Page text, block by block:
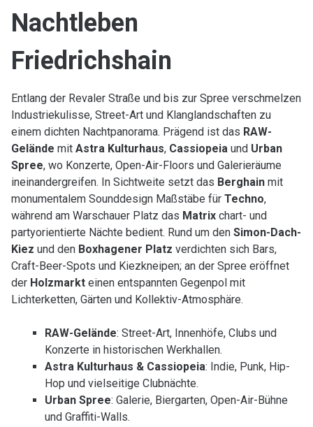
Nachtleben
Friedrichshain
Entlang der Revaler Straße und bis zur Spree verschmelzen
Industriekulisse, Street-Art und Klanglandschaften zu
einem dichten Nachtpanorama. Prägend ist das RAW-
Gelände mit Astra Kulturhaus, Cassiopeiaund Urban
Spree, wo Konzerte, Open-Air-Floors und Galerieräume
ineinandergreifen. In Sichtweite setzt das Berghainmit
monumentalem Sounddesign Maßstäbe für Techno,
während am Warschauer Platz das Matrixchart- und
partyorientierte Nächte bedient. Rund um den Simon-Dach-
Kiez und den Boxhagener Platz verdichten sich Bars,
Craft-Beer-Spots und Kiezkneipen; an der Spree eröffnet
der Holzmarkteinen entspannten Gegenpol mit
Lichterketten, Gärten und Kollektiv-Atmosphäre.
RAW-Gelände: Street-Art, Innenhöfe, Clubs und
Konzerte in historischen Werkhallen.
Astra Kulturhaus & Cassiopeia: Indie, Punk, Hip-
Hop und vielseitige Clubnächte.
Urban Spree: Galerie, Biergarten, Open-Air-Bühne
und Graffiti-Walls.